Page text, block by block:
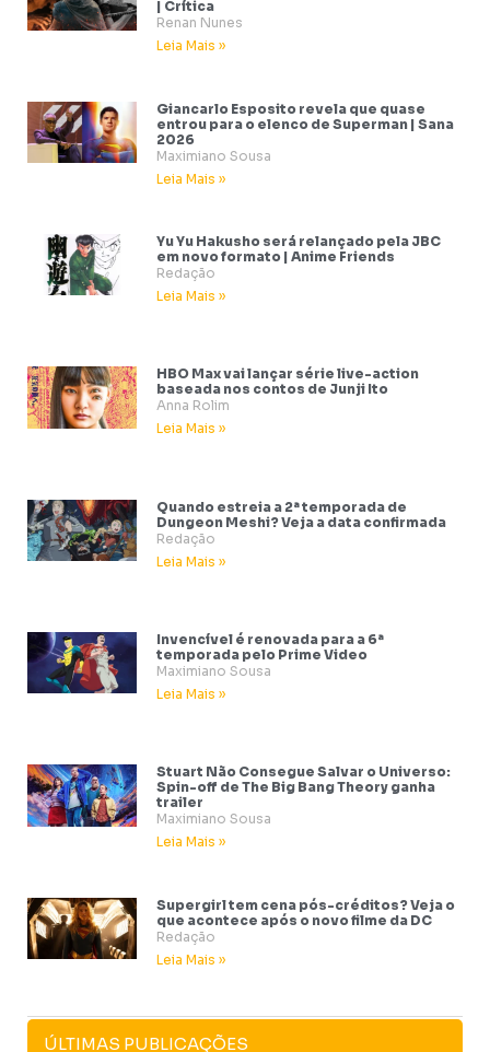
| Crítica
Renan Nunes
Leia Mais »
Giancarlo Esposito revela que quase
entrou para o elenco de Superman | Sana
2026
Maximiano Sousa
Leia Mais »
Yu Yu Hakusho será relançado pela JBC
em novo formato | Anime Friends
Redação
Leia Mais »
HBO Max vai lançar série live-action
baseada nos contos de Junji Ito
Anna Rolim
Leia Mais »
Quando estreia a 2ª temporada de
Dungeon Meshi? Veja a data confirmada
Redação
Leia Mais »
Invencível é renovada para a 6ª
temporada pelo Prime Video
Maximiano Sousa
Leia Mais »
Stuart Não Consegue Salvar o Universo:
Spin-off de The Big Bang Theory ganha
trailer
Maximiano Sousa
Leia Mais »
Supergirl tem cena pós-créditos? Veja o
que acontece após o novo filme da DC
Redação
Leia Mais »
ÚLTIMAS PUBLICAÇÕES